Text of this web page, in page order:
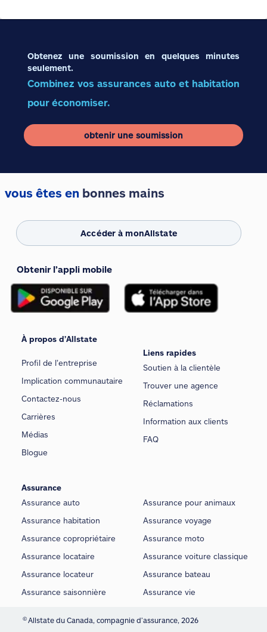
Obtenez une soumission en quelques minutes
seulement.
Combinez vos assurances auto et habitation
pour économiser.
obtenir une soumission
vous êtes en bonnes mains
Accéder à monAllstate
Obtenir l’appli mobile
À propos d’Allstate
Profil de l’entreprise
Implication communautaire
Contactez-nous
Carrières
Médias
Blogue
Liens rapides
Soutien à la clientèle
Trouver une agence
Réclamations
Information aux clients
FAQ
Assurance
Assurance auto
Assurance habitation
Assurance copropriétaire
Assurance locataire
Assurance locateur
Assurance saisonnière
Assurance pour animaux
Assurance voyage
Assurance moto
Assurance voiture classique
Assurance bateau
Assurance vie
©Allstate du Canada, compagnie d’assurance, 2026